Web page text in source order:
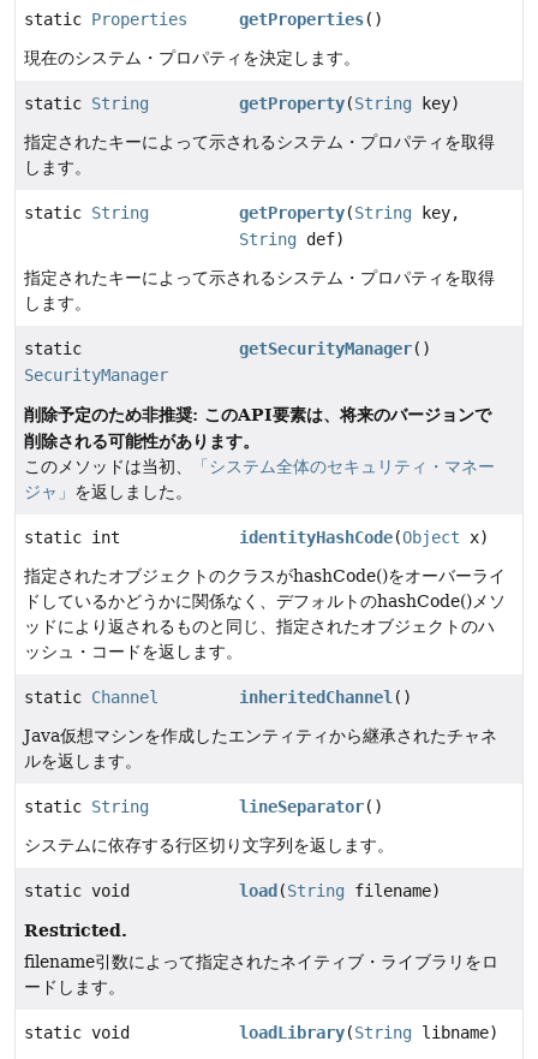
static Properties getProperties()
現在のシステム・プロパティを決定します。
static String getProperty(String key)
指定されたキーによって示されるシステム・プロパティを取得
します。
static String getProperty(String key,
String def)
指定されたキーによって示されるシステム・プロパティを取得
します。
static
SecurityManager
getSecurityManager()
削除予定のため非推奨: このAPI要素は、将来のバージョンで
削除される可能性があります。
このメソッドは当初、
「システム全体のセキュリティ・マネー
ジャ」 を返しました。
static int identityHashCode(Object x)
指定されたオブジェクトのクラスがhashCode()をオーバーライ
ドしているかどうかに関係なく、デフォルトのhashCode()メソ
ッドにより返されるものと同じ、指定されたオブジェクトのハ
ッシュ・コードを返します。
static Channel inheritedChannel ()
Java仮想マシンを作成したエンティティから継承されたチャネ
ルを返します。
static String lineSeparator()
システムに依存する行区切り文字列を返します。
static void load(String filename)
Restricted.
filename引数によって指定されたネイティブ・ライブラリをロ
ードします。
static void loadLibrary(String libname)